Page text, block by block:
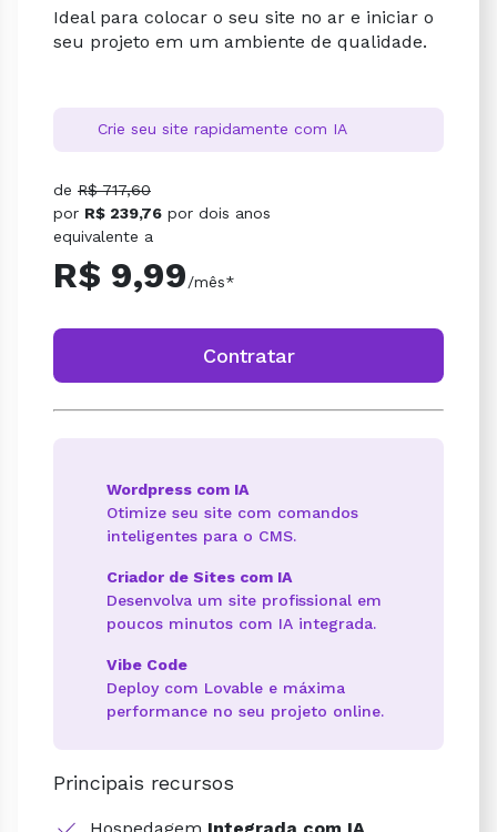
Ideal para colocar o seu site no ar e iniciar o
seu projeto em um ambiente de qualidade.
Crie seu site rapidamente com IA
de R$ 717,60
por R$ 239,76 por dois anos
equivalente a
R$ 9,99/mês*
Contratar
Wordpress com IA
Otimize seu site com comandos
inteligentes para o CMS.
Criador de Sites com IA
Desenvolva um site profissional em
poucos minutos com IA integrada.
Vibe Code
Deploy com Lovable e máxima
performance no seu projeto online.
Principais recursos